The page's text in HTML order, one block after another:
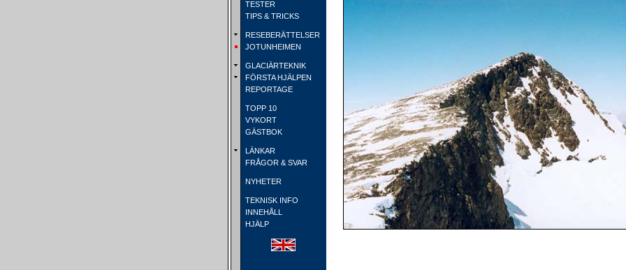
TESTER
TIPS & TRICKS
RESEBERÄTTELSER
JOTUNHEIMEN
GLACIÄRTEKNIK
FÖRSTA HJÄLPEN
REPORTAGE
TOPP 10
VYKORT
GÄSTBOK
LÄNKAR
FRÅGOR & SVAR
NYHETER
TEKNISK INFO
INNEHÅLL
HJÄLP